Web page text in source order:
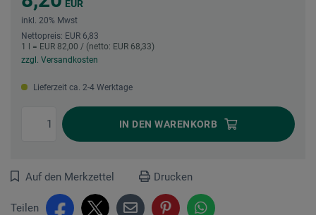
EUR
inkl. 20% Mwst
Nettopreis: EUR 6,83
1 l = EUR 82,00 / (netto: EUR 68,33)
zzgl. Versandkosten
Lieferzeit ca. 2-4 Werktage
IN DEN WARENKORB
Auf den Merkzettel Drucken
Teilen